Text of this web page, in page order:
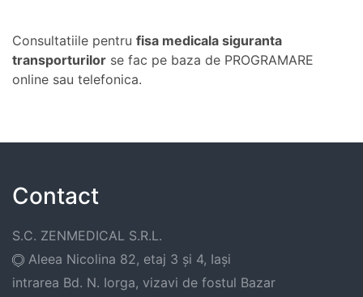
Consultatiile pentru fisa medicala siguranta
transporturilor se fac pe baza de PROGRAMARE
online sau telefonica.
Contact
S.C. ZENMEDICAL S.R.L.
Aleea Nicolina 82, etaj 3 și 4, Iași
intrarea Bd. N. Iorga, vizavi de fostul Bazar